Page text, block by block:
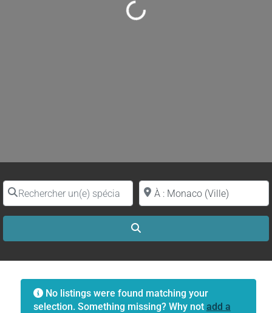
Loading...
Rechercher un(e) spécialiste par nomProche de (ville ou région)
No listings were found matching your
selection. Something missing? Why not add a